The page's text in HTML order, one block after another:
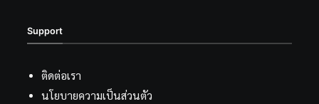
Support
ติดต่อเรา
นโยบายความเป็นส่วนตัว